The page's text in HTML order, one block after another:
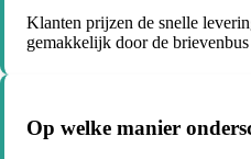
Klanten prijzen de snelle
gemakkelijk door de brievenbus
Op welke manier